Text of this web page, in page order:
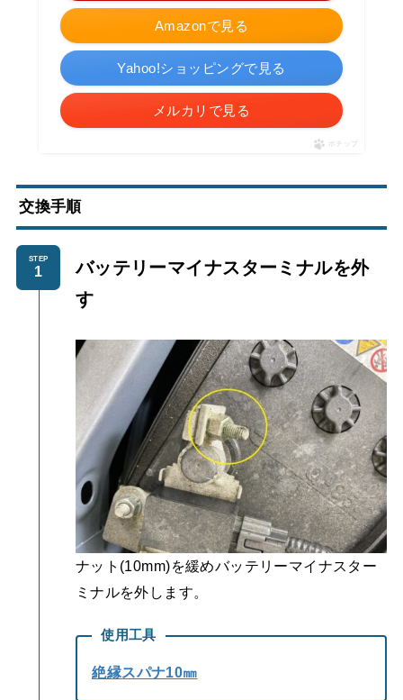
Amazonで見る
Yahoo!ショッピングで見る
メルカリで見る
ポチップ
交換手順
STEP
バッテリーマイナスターミナルを外
す
ナット(10mm)を緩めバッテリーマイナスター
ミナルを外します。
使用工具
絶縁スパナ10㎜